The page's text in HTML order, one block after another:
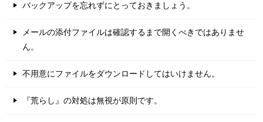
バックアップを忘れずにとっておきましょう。
メールの添付ファイルは確認するまで開くべきではありませ
ん。
不用意にファイルをダウンロードしてはいけません。
『荒らし』の対処は無視が原則です。